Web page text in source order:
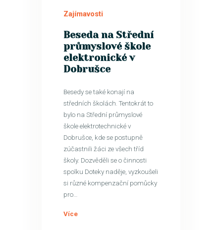
Zajímavosti
Beseda na Střední
průmyslové škole
elektronické v
Dobrušce
Besedy se také konají na
středních školách. Tentokrát to
bylo na Střední průmyslové
škole elektrotechnické v
Dobrušce, kde se postupně
zúčastnili žáci ze všech tříd
školy. Dozvěděli se o činnosti
spolku Doteky naděje, vyzkoušeli
si různé kompenzační pomůcky
pro…
Více